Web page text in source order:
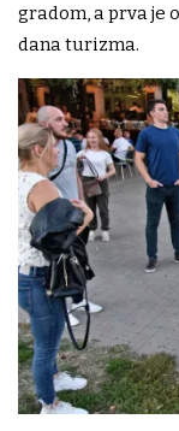
gradom, a prva je
dana turizma.